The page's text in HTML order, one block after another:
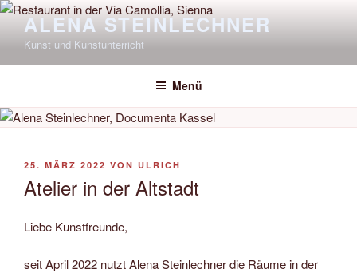
Zum
Inhalt
springen
ALENA STEINLECHNER
Kunst und Kunstunterricht
Menü
VERÖFFENTLICHT
25. MÄRZ 2022 VON ULRICH
Atelier in der Altstadt
Liebe Kunstfreunde,
seit April 2022 nutzt Alena Steinlechner die Räume in der